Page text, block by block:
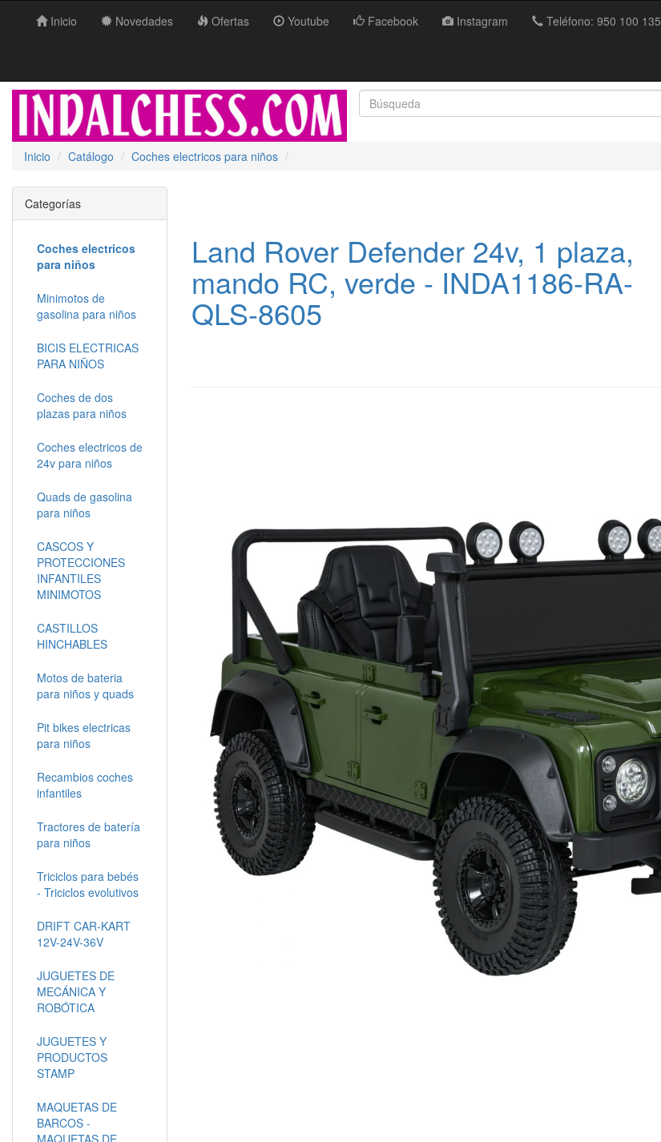
Inicio Novedades Ofertas Youtube Facebook Instagram Teléfono: 950 100 135
Inicio Catálogo Coches electricos para niños
Land Rover Defender 24v, 1 plaza,
mando RC, verde - INDA1186-RA-
QLS-8605
Categorías
Coches electricos
para niños
Minimotos de
gasolina para niños
BICIS ELECTRICAS
PARA NIÑOS
Coches de dos
plazas para niños
Coches electricos de
24v para niños
Quads de gasolina
para niños
CASCOS Y
PROTECCIONES
INFANTILES
MINIMOTOS
CASTILLOS
HINCHABLES
Motos de bateria
para niños y quads
Pit bikes electricas
para niños
Recambios coches
infantiles
Tractores de batería
para niños
Triciclos para bebés
- Triciclos evolutivos
DRIFT CAR-KART
12V-24V-36V
JUGUETES DE
MECÁNICA Y
ROBÓTICA
JUGUETES Y
PRODUCTOS
STAMP
MAQUETAS DE
BARCOS -
MAQUETAS DE